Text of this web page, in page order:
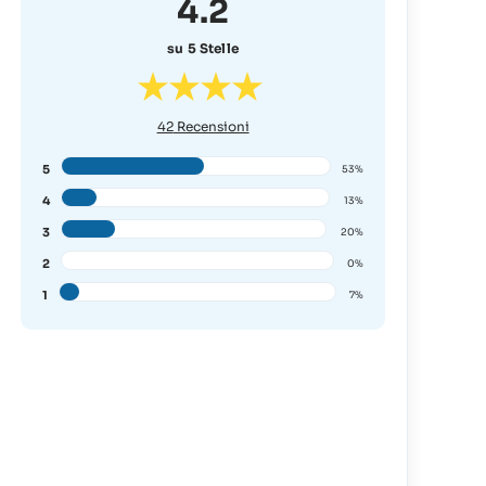
4.2
su 5 Stelle
42Recensioni
5 53%
4 13%
3 20%
2 0%
1 7%